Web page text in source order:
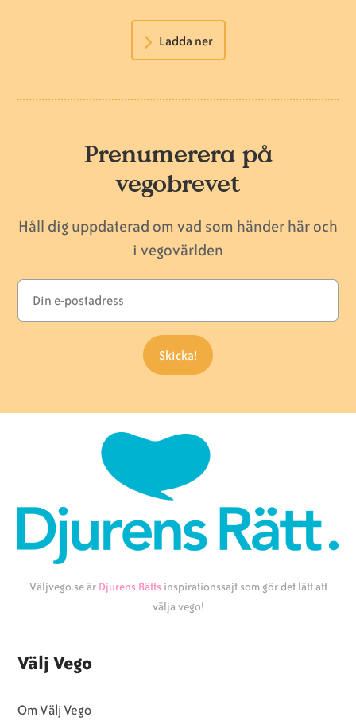
Ladda ner
Prenumerera på
vegobrevet
Håll dig uppdaterad om vad som händer här och
i vegovärlden
Väljvego.se är Djurens Rätts inspirationssajt som gör det lätt att
välja vego!
Välj Vego
Om Välj Vego